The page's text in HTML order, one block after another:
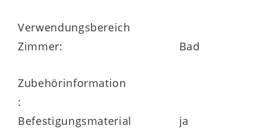
Verwendungsbereich
Zimmer:
Bad
Zubehörinformation
:
Befestigungsmaterial
ja